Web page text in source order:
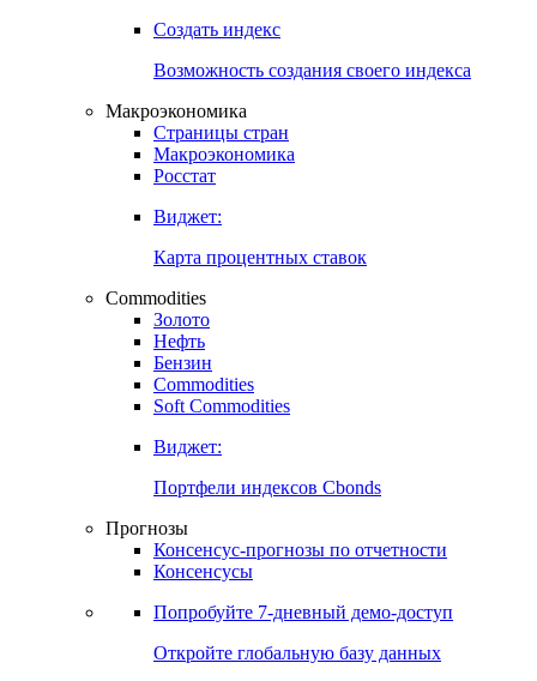
Создать индекс
Возможность создания своего индекса
Макроэкономика
Страницы стран
Макроэкономика
Росстат
Виджет:
Карта процентных ставок
Commodities
Золото
Нефть
Бензин
Commodities
Soft Commodities
Виджет:
Портфели индексов Cbonds
Прогнозы
Консенсус-прогнозы по отчетности
Консенсусы
Попробуйте 7-дневный демо-доступ
Откройте глобальную базу данных